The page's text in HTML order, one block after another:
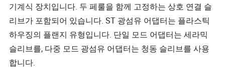
기계식 장치입니다. 두 페룰을 함께 고정하는 상호 연결 슬
리브가 포함되어 있습니다. ST 광섬유 어댑터는 플라스틱
하우징의 플랜지 유형입니다. 단일 모드 어댑터는 세라믹
슬리브를, 다중 모드 광섬유 어댑터는 청동 슬리브를 사용
합니다.